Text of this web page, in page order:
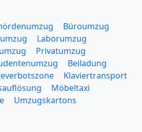
Büroumzug
Laborumzug
Privatumzug
Beiladung
Klaviertransport
Möbeltaxi
Umzugskartons